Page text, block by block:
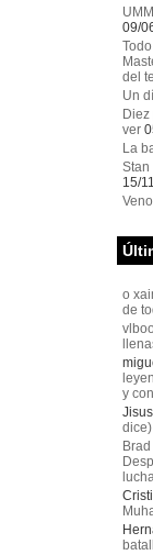
09/
del
Un
ver
La
Stan
15/
o
de
y
Jisus